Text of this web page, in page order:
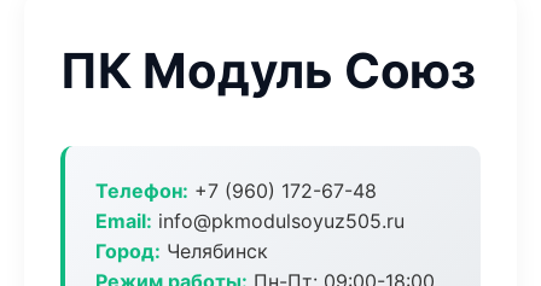
ПК Модуль Союз
Телефон: +7 (960) 172-67-48
Email: info@pkmodulsoyuz505.ru
Город: Челябинск
Режим работы: Пн-Пт: 09:00-18:00,